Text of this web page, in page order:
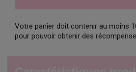
Votre panier doit contenir au moins
pour pouvoir obtenir des